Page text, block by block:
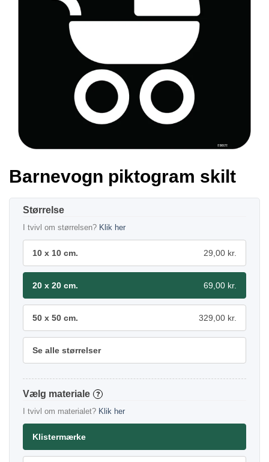
Barnevogn piktogram skilt
Størrelse
I tvivl om størrelsen? Klik her
10 x 10 cm. 29,00 kr.
20 x 20 cm. 69,00 kr.
50 x 50 cm. 329,00 kr.
Se alle størrelser
materiale ?
I tvivl om materialet? Klik her
Klistermærke